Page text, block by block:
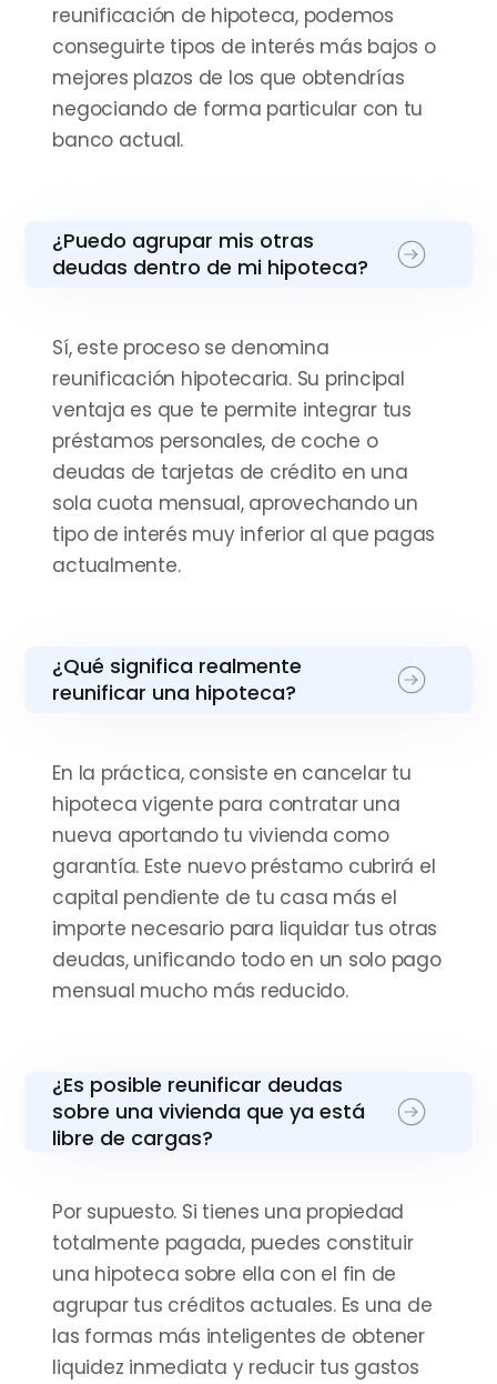
reunificación de hipoteca, podemos
conseguirte tipos de interés más bajos o
mejores plazos de los que obtendrías
negociando de forma particular con tu
banco actual.
¿Puedo agrupar mis otras
deudas dentro de mi hipoteca?
Sí, este proceso se denomina
reunificación hipotecaria. Su principal
ventaja es que te permite integrar tus
préstamos personales, de coche o
deudas de tarjetas de crédito en una
sola cuota mensual, aprovechando un
tipo de interés muy inferior al que pagas
actualmente.
¿Qué significa realmente
reunificar una hipoteca?
En la práctica, consiste en cancelar tu
hipoteca vigente para contratar una
nueva aportando tu vivienda como
garantía. Este nuevo préstamo cubrirá el
capital pendiente de tu casa más el
importe necesario para liquidar tus otras
deudas, unificando todo en un solo pago
mensual mucho más reducido.
¿Es posible reunificar deudas
sobre una vivienda que ya está
libre de cargas?
Por supuesto. Si tienes una propiedad
totalmente pagada, puedes constituir
una hipoteca sobre ella con el fin de
agrupar tus créditos actuales. Es una de
las formas más inteligentes de obtener
liquidez inmediata y reducir tus gastos